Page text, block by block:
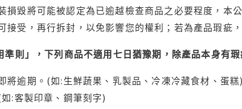
損毀將可能被認定為已逾越檢查商品之必要程度，本
接受，再行拆封，以免影響您的權利；若為產品瑕疵
則」，下列商品不適用七日猶豫期，除產品本身有瑕
將逾期。(如:生鮮蔬果、乳製品、冷凍冷藏食材、蛋糕)
:客製印章、鋼筆刻字)